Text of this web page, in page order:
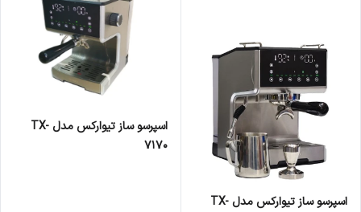
اسپرسو ساز تیوارکس مدل TX-
اسپرسو ساز تیوارکس مدل TX-
7170